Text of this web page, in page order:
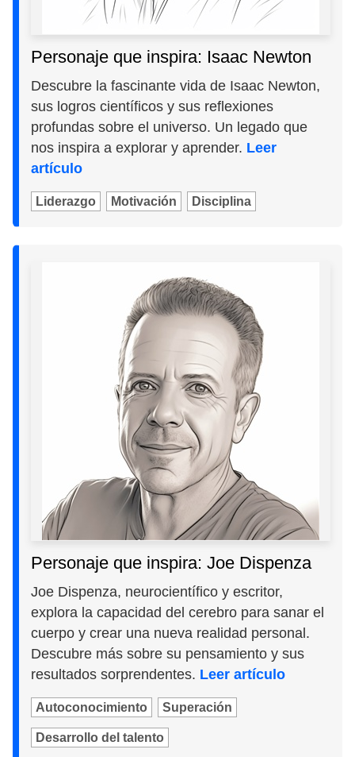
Personaje que inspira: Isaac Newton
Descubre la fascinante vida de Isaac Newton,
sus logros científicos y sus reflexiones
profundas sobre el universo. Un legado que
nos inspira a explorar y aprender. Leer
artículo
Liderazgo Motivación Disciplina
Personaje que inspira: Joe Dispenza
Joe Dispenza, neurocientífico y escritor,
explora la capacidad del cerebro para sanar el
cuerpo y crear una nueva realidad personal.
Descubre más sobre su pensamiento y sus
resultados sorprendentes. Leer artículo
Autoconocimiento Superación
Desarrollo del talento